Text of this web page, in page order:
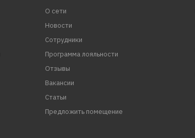
О сети
Новости
Сотрудники
Программа лояльности
Отзывы
Вакансии
Статьи
Предложить помещение